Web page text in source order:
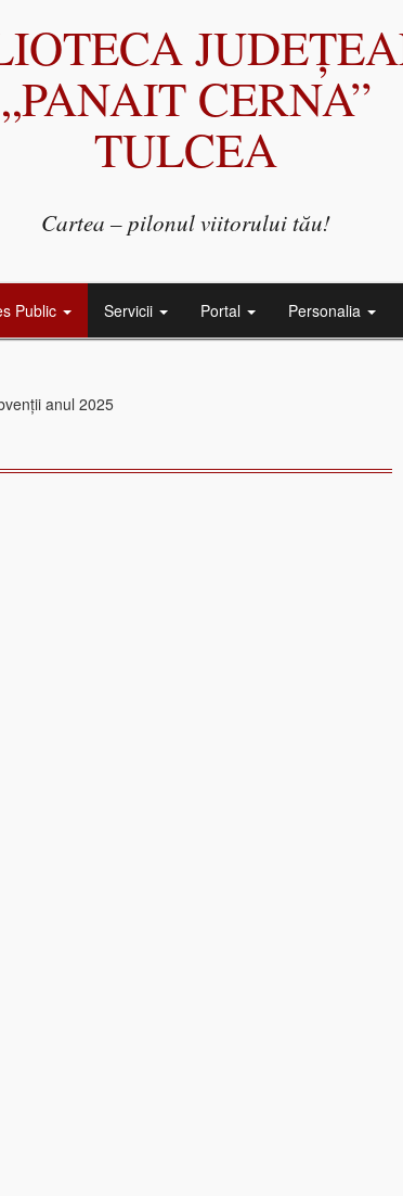
„PANAIT CERNA”
TULCEA
Cartea – pilonul viitorului tău!
Public Servicii Portal Personalia
anul 2025